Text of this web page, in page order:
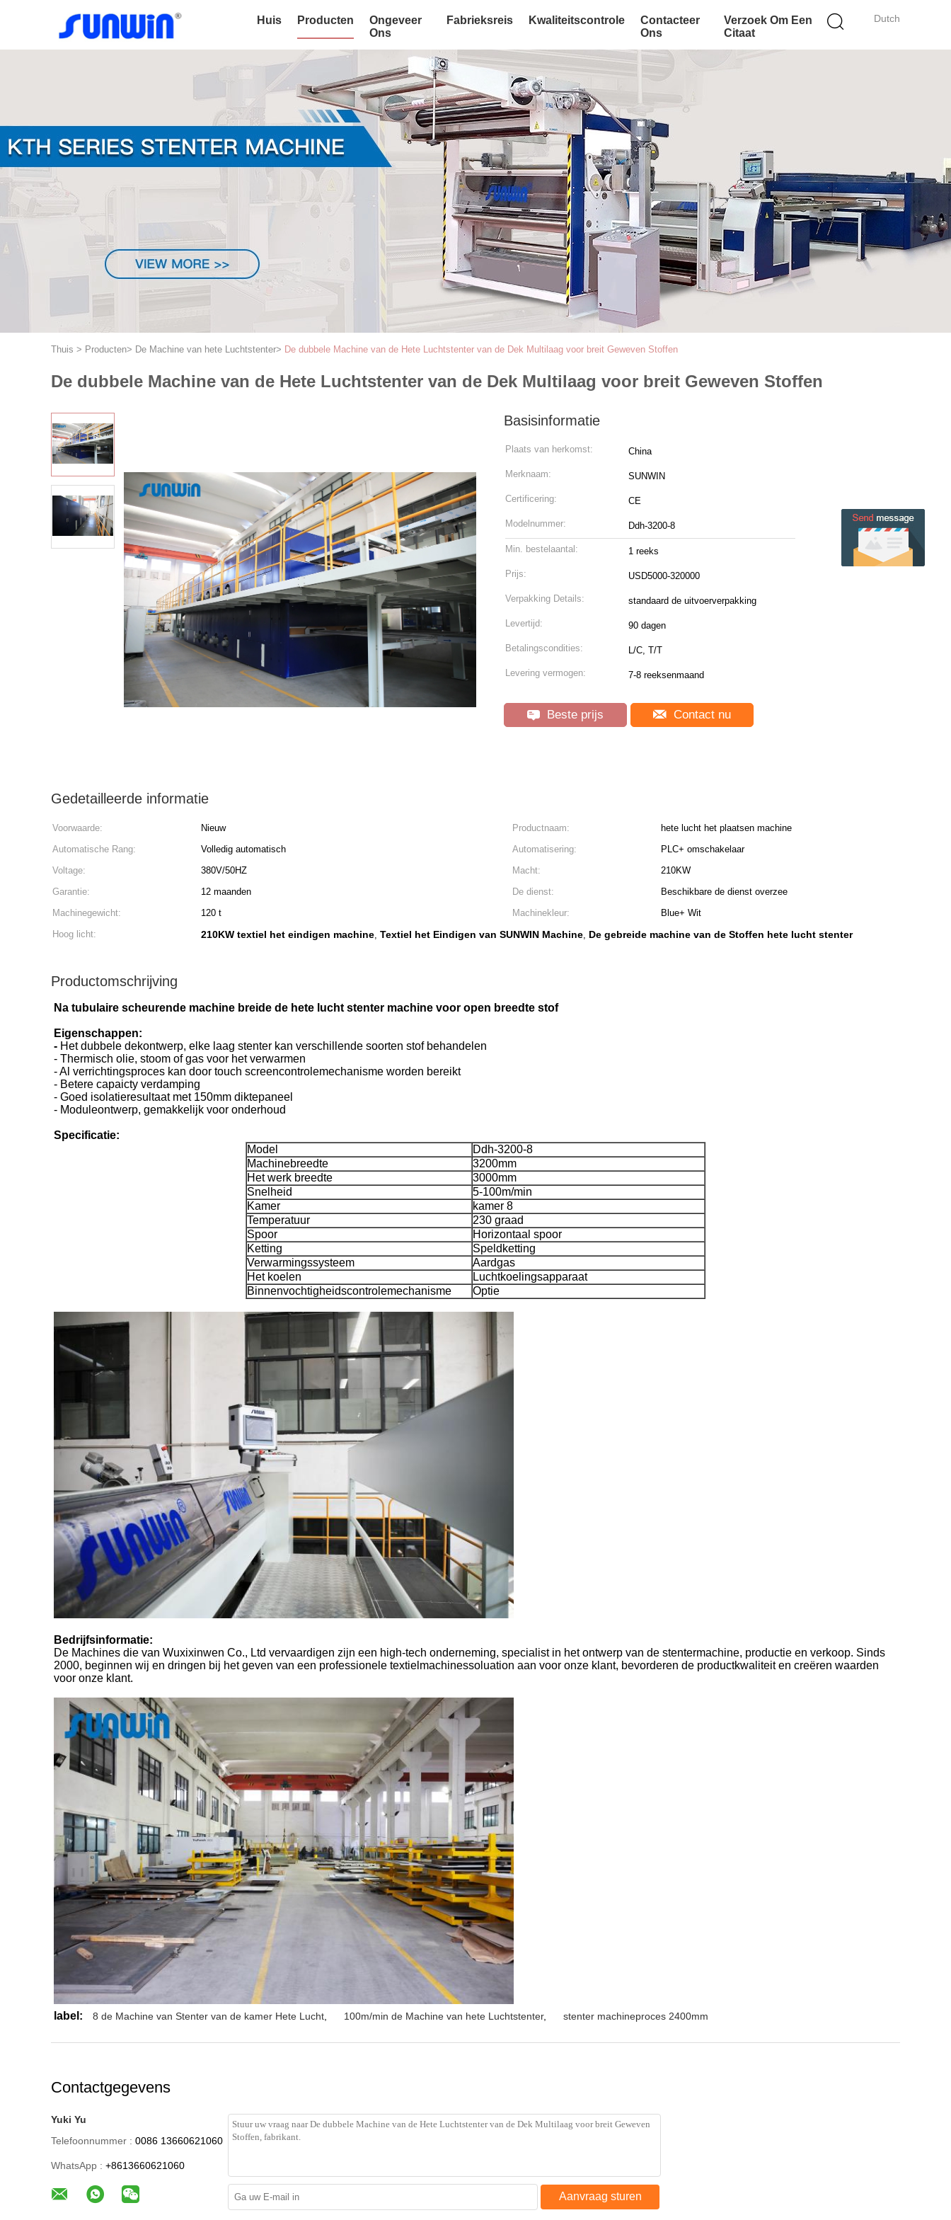
Dutch
Huis Producten
Ongeveer
Ons
Fabrieksreis Kwaliteitscontrole
Contacteer
Ons
Verzoek Om Een
Citaat
Thuis > Producten> De Machine van hete Luchtstenter> De dubbele Machine van de Hete Luchtstenter van de Dek Multilaag voor breit Geweven Stoffen
De dubbele Machine van de Hete Luchtstenter van de Dek Multilaag voor breit Geweven Stoffen
Basisinformatie
Plaats van herkomst: China
Merknaam: SUNWIN
Certificering: CE
Modelnummer: Ddh-3200-8
Min. bestelaantal: 1 reeks
Prijs: USD5000-320000
Verpakking Details: standaard de uitvoerverpakking
Levertijd: 90 dagen
Betalingscondities: L/C, T/T
Levering vermogen: 7-8 reeksenmaand
Beste prijs Contact nu
Gedetailleerde informatie
Voorwaarde: Nieuw Productnaam:
hete lucht het plaatsen machine
Automatische Rang:
Volledig automatisch Automatisering:
PLC+ omschakelaar
Voltage:
380V/50HZ Macht:
210KW
Garantie:
12 maanden De dienst:
Beschikbare de dienst overzee
Machinegewicht:
120 t Machinekleur:
Blue+ Wit
Hoog licht:
210KW textiel het eindigen machine, Textiel het Eindigen van SUNWIN Machine, De gebreide machine van de Stoffen hete lucht stenter
Productomschrijving
Na tubulaire scheurende machine breide de hete lucht stenter machine voor open breedte stof
Eigenschappen:
- Het dubbele dekontwerp, elke laag stenter kan verschillende soorten stof behandelen
- Thermisch olie, stoom of gas voor het verwarmen
- Al verrichtingsproces kan door touch screencontrolemechanisme worden bereikt
- Betere capaicty verdamping
- Goed isolatieresultaat met 150mm diktepaneel
- Moduleontwerp, gemakkelijk voor onderhoud
Specificatie:
Model
Ddh-3200-8
Machinebreedte
3200mm
Het werk breedte
3000mm
Snelheid
5-100m/min
Kamer
kamer 8
Temperatuur
230 graad
Spoor
Horizontaal spoor
Ketting
Speldketting
Verwarmingssysteem
Aardgas
Het koelen
Luchtkoelingsapparaat
Binnenvochtigheidscontrolemechanisme
Optie
Bedrijfsinformatie:
De Machines die van Wuxixinwen Co., Ltd vervaardigen zijn een high-tech onderneming, specialist in het ontwerp van de stentermachine, productie en verkoop. Sinds
2000, beginnen wij en dringen bij het geven van een professionele textielmachinessoluation aan voor onze klant, bevorderen de productkwaliteit en creëren waarden
voor onze klant.
label: 8 de Machine van Stenter van de kamer Hete Lucht 100m/min de Machine van hete Luchtstenter, stenter machineproces 2400mm
Contactgegevens
Yuki Yu
Telefoonnummer : 0086 13660621060
WhatsApp : +8613660621060
Aanvraag sturen